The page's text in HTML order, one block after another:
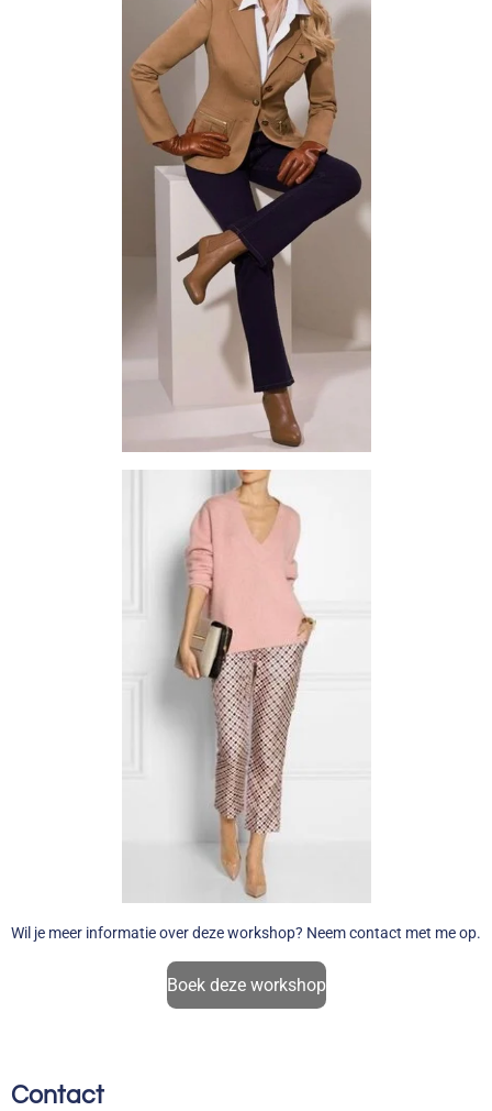
Wil je meer informatie over deze workshop? Neem contact met me op.
Boek deze workshop
Contact